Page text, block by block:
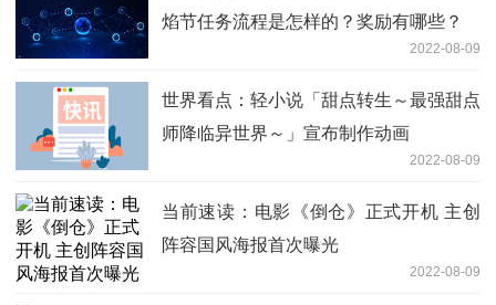
焰节任务流程是怎样的？奖励有哪些？
2022-08-09
世界看点：轻小说「甜点转生～最强甜点
师降临异世界～」宣布制作动画
2022-08-09
当前速读：电影《倒仓》正式开机 主创
阵容国风海报首次曝光
2022-08-09